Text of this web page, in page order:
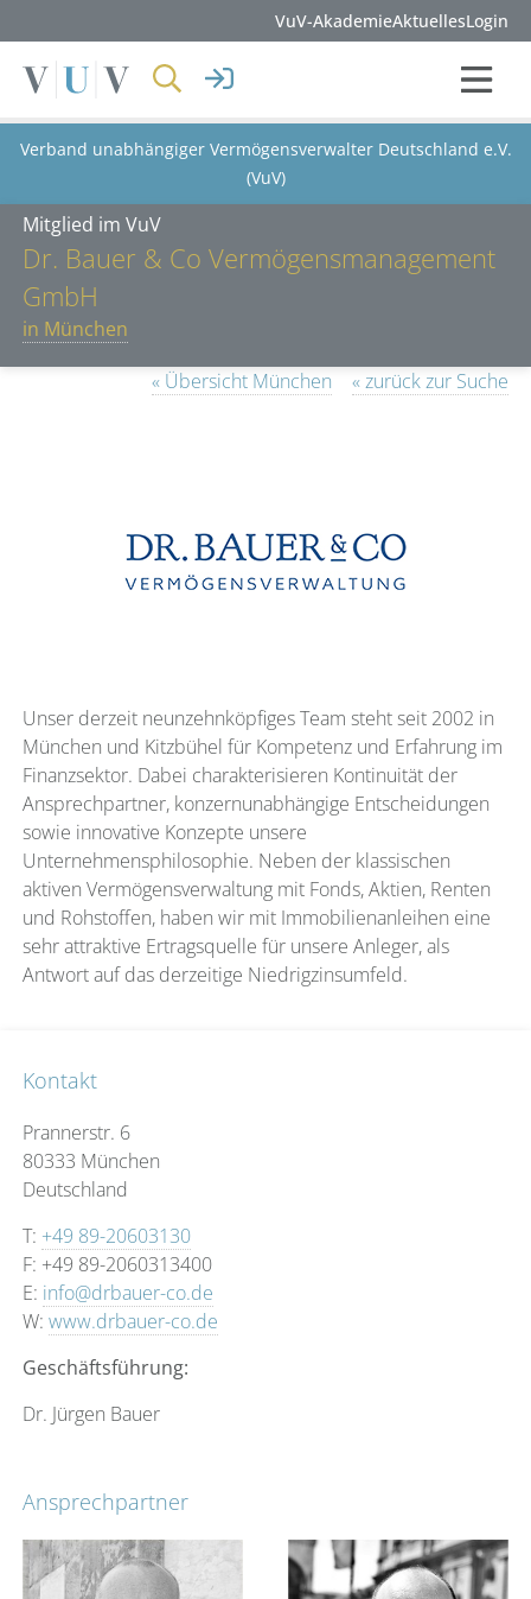
VuV-AkademieAktuellesLogin
Verband unabhängiger Vermögensverwalter Deutschland e.V.
(VuV)
Mitglied im VuV
Dr. Bauer & Co Vermögensmanagement
GmbH
in München
« Übersicht München
« zurück zur Suche
Unser derzeit neunzehnköpfiges Team steht seit 2002 in
München und Kitzbühel für Kompetenz und Erfahrung im
Finanzsektor. Dabei charakterisieren Kontinuität der
Ansprechpartner, konzernunabhängige Entscheidungen
sowie innovative Konzepte unsere
Unternehmensphilosophie. Neben der klassischen
aktiven Vermögensverwaltung mit Fonds, Aktien, Renten
und Rohstoffen, haben wir mit Immobilienanleihen eine
sehr attraktive Ertragsquelle für unsere Anleger, als
Antwort auf das derzeitige Niedrigzinsumfeld.
Kontakt
Prannerstr. 6
80333 München
Deutschland
T: +49 89-20603130
F: +49 89-2060313400
E: info@drbauer-co.de
W:www.drbauer-co.de
Geschäftsführung:
Dr. Jürgen Bauer
Ansprechpartner